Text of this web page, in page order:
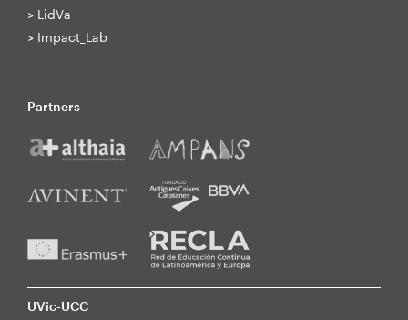
> LidVa
> Impact_Lab
Partners
UVic-UCC